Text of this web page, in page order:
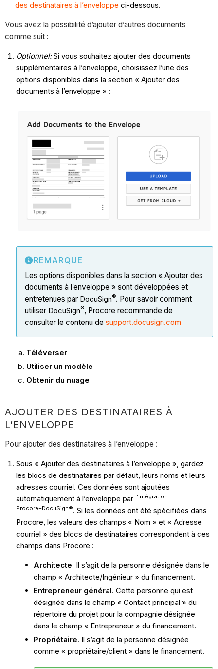
des destinataires à l’enveloppeci-dessous.
Vous avez la possibilité d’ajouter d’autres documents
comme suit :
Optionnel:Si vous souhaitez ajouter des documents
supplémentaires à l’enveloppe, choisissez l’une des
options disponibles dans la section « Ajouter des
documents à l’enveloppe » :
REMARQUE
Les options disponibles dans la section « Ajouter des
documents à l’enveloppe » sont développées et
entretenues par DocuSign®. Pour savoir comment
utiliser DocuSign®, Procore recommande de
consulter le contenu de support.docusign.com.
Téléverser
Utiliser un modèle
Obtenir du nuage
AJOUTER DES DESTINATAIRES À
L’ENVELOPPE
Pour ajouter des destinataires à l’enveloppe :
Sous « Ajouter des destinataires à l’enveloppe », gardez
les blocs de destinataires par défaut, leurs noms et leurs
adresses courriel. Ces données sont ajoutées
automatiquement à l’enveloppe par l’intégration
Procore+DocuSign®. Si les données ont été spécifiées dans
Procore, les valeurs des champs « Nom » et « Adresse
courriel » des blocs de destinataires correspondent à ces
champs dans Procore :
Architecte. Il s’agit de la personne désignée dans le
champ « Architecte/Ingénieur » du financement.
Entrepreneur général. Cette personne qui est
désignée dans le champ « Contact principal » du
répertoire du projet pour la compagnie désignée
dans le champ « Entrepreneur » du financement.
Propriétaire. Il s’agit de la personne désignée
comme « propriétaire/client » dans le financement.